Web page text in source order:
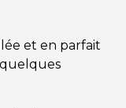
et en parfait
quelques